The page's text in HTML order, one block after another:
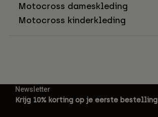
Motocross dameskleding
Motocross kinderkleding
Newsletter
Krijg 10% korting op je eerste bestelling